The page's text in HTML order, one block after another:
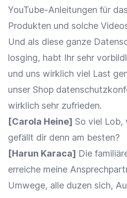
YouTube-Anleitungen für
Produkten und solche
Und als diese ganze
losging, habt Ihr sehr
und uns wirklich viel Last
unser Shop
wirklich sehr zufrieden.
[Carola Heine] So viel Lob,
gefällt dir denn am besten?
[Harun Karaca] Die
erreiche meine
Umwege, alle duzen sich,